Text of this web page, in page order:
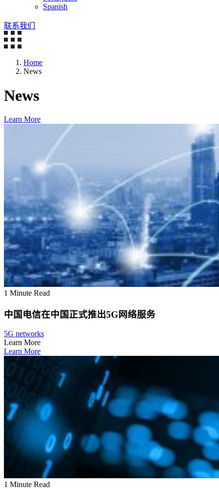
Spanish
联系我们
Home
News
News
Learn More
1 Minute Read
中国电信在中国正式推出5G网络服务
5G networks
Learn More
Learn More
1 Minute Read